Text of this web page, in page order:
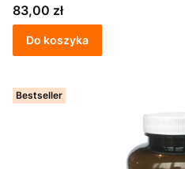
Cena
83,00 zł
Do koszyka
Bestseller